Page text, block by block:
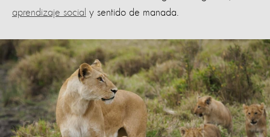
aprendizaje social y sentido de manada.